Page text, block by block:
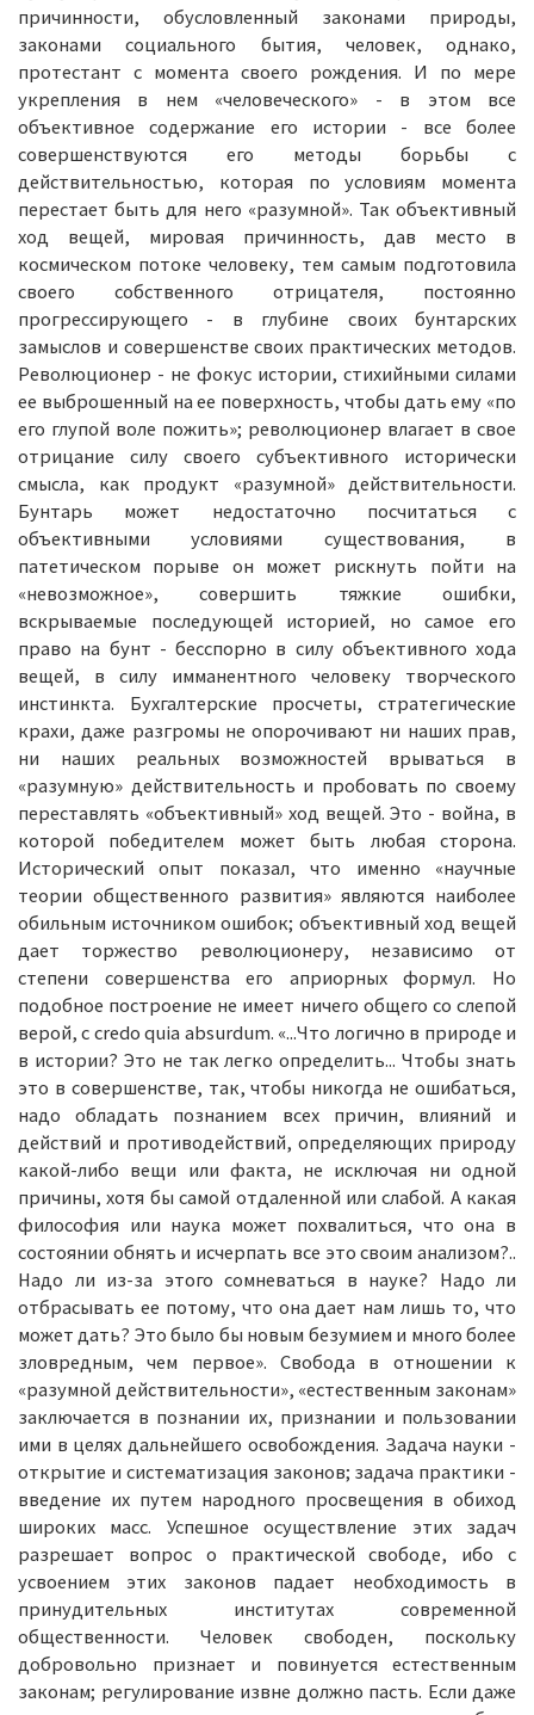
причинности, обусловленный законами природы,
законами социального бытия, человек, однако,
протестант с момента своего рождения. И по мере
укрепления в нем «человеческого» - в этом все
объективное содержание его истории - все более
совершенствуются его методы борьбы с
действительностью, которая по условиям момента
перестает быть для него «разумной». Так объективный
ход вещей, мировая причинность, дав место в
космическом потоке человеку, тем самым подготовила
своего собственного отрицателя, постоянно
прогрессирующего - в глубине своих бунтарских
замыслов и совершенстве своих практических методов.
Революционер - не фокус истории, стихийными силами
ее выброшенный на ее поверхность, чтобы дать ему «по
его глупой воле пожить»; революционер влагает в свое
отрицание силу своего субъективного исторически
смысла, как продукт «разумной» действительности.
Бунтарь может недостаточно посчитаться с
объективными условиями существования, в
патетическом порыве он может рискнуть пойти на
«невозможное», совершить тяжкие ошибки,
вскрываемые последующей историей, но самое его
право на бунт - бесспорно в силу объективного хода
вещей, в силу имманентного человеку творческого
инстинкта. Бухгалтерские просчеты, стратегические
крахи, даже разгромы не опорочивают ни наших прав,
ни наших реальных возможностей врываться в
«разумную» действительность и пробовать по своему
переставлять «объективный» ход вещей. Это - война, в
которой победителем может быть любая сторона.
Исторический опыт показал, что именно «научные
теории общественного развития» являются наиболее
обильным источником ошибок; объективный ход вещей
дает торжество революционеру, независимо от
степени совершенства его априорных формул. Но
подобное построение не имеет ничего общего со слепой
верой, с credo quia absurdum. «...Что логично в природе и
в истории? Это не так легко определить... Чтобы знать
это в совершенстве, так, чтобы никогда не ошибаться,
надо обладать познанием всех причин, влияний и
действий и противодействий, определяющих природу
какой-либо вещи или факта, не исключая ни одной
причины, хотя бы самой отдаленной или слабой. А какая
философия или наука может похвалиться, что она в
состоянии обнять и исчерпать все это своим анализом?..
Надо ли из-за этого сомневаться в науке? Надо ли
отбрасывать ее потому, что она дает нам лишь то, что
может дать? Это было бы новым безумием и много более
зловредным, чем первое». Свобода в отношении к
«разумной действительности», «естественным законам»
заключается в познании их, признании и пользовании
ими в целях дальнейшего освобождения. Задача науки -
открытие и систематизация законов; задача практики -
введение их путем народного просвещения в обиход
широких масс. Успешное осуществление этих задач
разрешает вопрос о практической свободе, ибо с
усвоением этих законов падает необходимость в
принудительных институтах современной
общественности. Человек свободен, поскольку
добровольно признает и повинуется естественным
законам; регулирование извне должно пасть. Если даже